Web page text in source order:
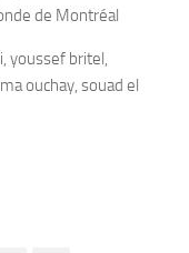
de Montréal
youssef britel,
ouchay, souad el